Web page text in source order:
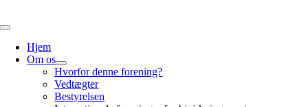
til
Skift
navigationHjem
Om os
Hvorfor denne forening?
Vedtægter
Bestyrelsen